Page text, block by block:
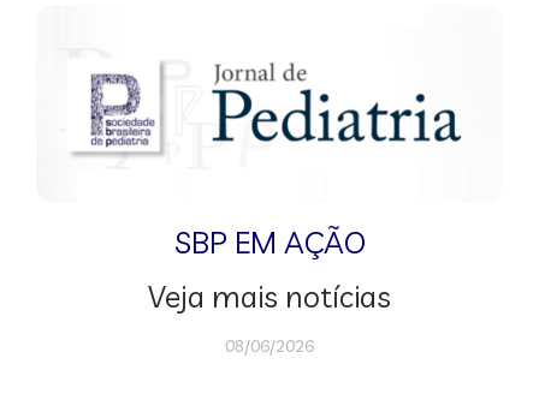
SBP EM AÇÃO
Veja mais notícias
08/06/2026